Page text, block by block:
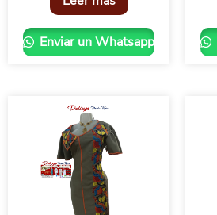
Enviar un Whatsapp